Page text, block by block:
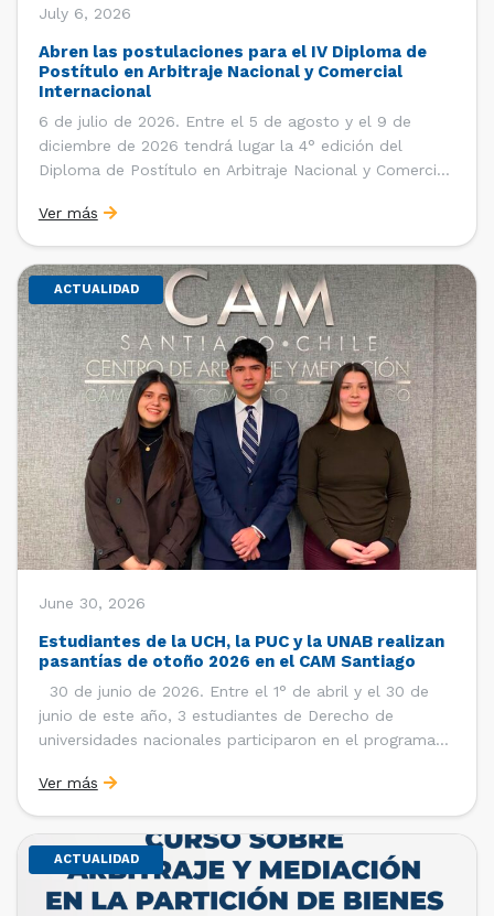
July 6, 2026
Abren las postulaciones para el IV Diploma de
Postítulo en Arbitraje Nacional y Comercial
Internacional
6 de julio de 2026. Entre el 5 de agosto y el 9 de
diciembre de 2026 tendrá lugar la 4° edición del
Diploma de Postítulo en Arbitraje Nacional y Comercial
Derecho Internacional de la Facultad de Derecho de la
Universidad de Chile y […]
Ver más
ACTUALIDAD
June 30, 2026
Estudiantes de la UCH, la PUC y la UNAB realizan
pasantías de otoño 2026 en el CAM Santiago
30 de junio de 2026. Entre el 1° de abril y el 30 de
junio de este año, 3 estudiantes de Derecho de
universidades nacionales participaron en el programa
de la Cámara de Comercio de Santiago (CCS). Así, se
realizaron […]
Ver más
ACTUALIDAD